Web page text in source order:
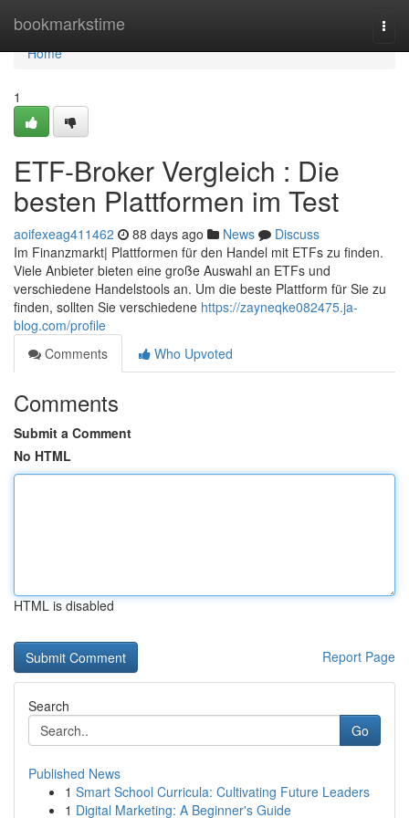
bookmarkstime
Home
Home
1
ETF-Broker Vergleich : Die
besten Plattformen im Test
aoifexeag411462 88 days ago News
Discuss
Im Finanzmarkt| Plattformen für den Handel mit ETFs zu finden.
Viele Anbieter bieten eine große Auswahl an ETFs und
verschiedene Handelstools an. Um die beste Plattform für Sie zu
finden, sollten Sie verschiedene https://zayneqke082475.ja-
blog.com/profile
Comments
Who Upvoted
Comments
Submit a Comment
No HTML
HTML is disabled
Report Page
Search
Go
Published News
1 Smart School Curricula: Cultivating Future Leaders
1 Digital Marketing: A Beginner's Guide